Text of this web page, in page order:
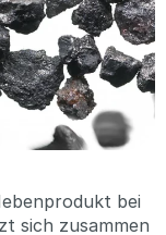
bei
sich zusammen